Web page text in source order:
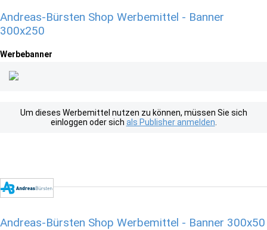
Andreas-Bürsten Shop Werbemittel - Banner
300x250
Werbebanner
Um dieses Werbemittel nutzen zu können, müssen Sie sich
einloggen oder sich als Publisher anmelden
Andreas-Bürsten Shop Werbemittel - Banner 300x50